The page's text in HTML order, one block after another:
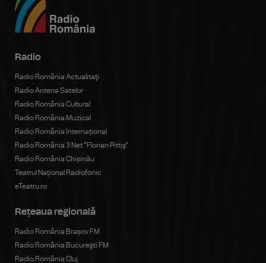
Radio
Radio România Actualitaţi
Radio Antena Satelor
Radio România Cultural
Radio România Muzical
Radio România Internațional
Radio România 3 Net "Florian Pittiş"
Radio România Chișinău
Teatrul Național Radiofonic
eTeatru.ro
Rețeaua regională
Radio România Brașov FM
Radio România Bucureşti FM
Radio România Cluj